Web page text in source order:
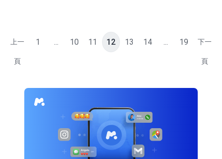
上一
頁
1 ... 10 11 12 13 14 ... 19 下一
頁